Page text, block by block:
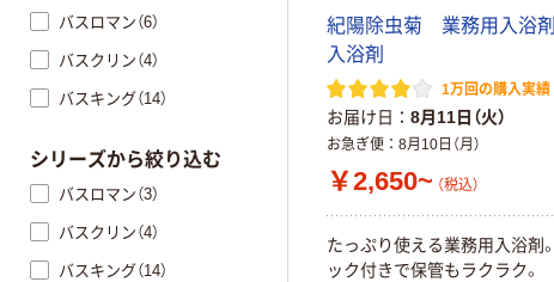
紀陽除虫菊 業務用 入浴剤
入浴剤
1万回の購入実績
お届け日 8月11日（火）
お急ぎ便 8月10日（月）
￥2,650~ （税込）
たっぷり使え る業務用 入浴剤 。
ック付きで保管もラク ラク。
バスロマン（6）
バスクリン（4）
バスキング（14）
シリーズから絞り込む
バスロマン（3）
バスクリン（4）
バスキング（14）